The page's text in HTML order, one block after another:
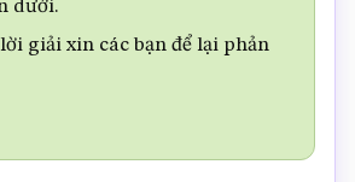
dưới.
lời giải xin các bạn để lại phản